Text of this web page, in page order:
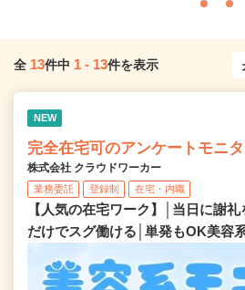
全 13件中 1 - 13件を表示
NEW
完全在宅可のアンケートモニ
株式会社 クラウドワーカー
業務委託 登録制 在宅・内職
【人気の在宅ワーク】│当日に謝
だけでスグ働ける│単発もOK美容